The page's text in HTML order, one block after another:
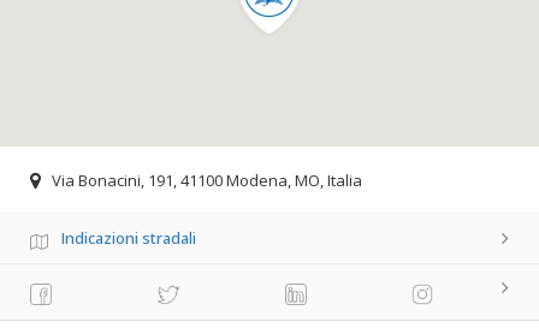
Via Bonacini, 191, 41100 Modena, MO, Italia
Indicazioni stradali